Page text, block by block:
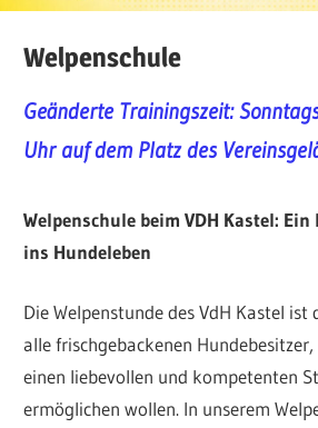
Welpenschule
Geänderte Trainingszeit:
Uhr auf dem Platz des
Welpenschule beim VDH Kastel:
ins Hundeleben
Die Welpenstunde des VdH Kastel
alle frischgebackenen
einen liebevollen und kompetenten
ermöglichen wollen. In unserem